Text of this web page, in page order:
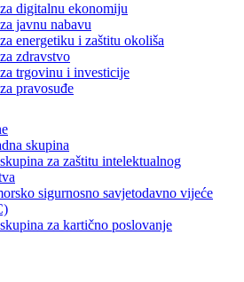
digitalnu ekonomiju
javnu nabavu
energetiku i zaštitu okoliša
zdravstvo
trgovinu i investicije
pravosuđe
skupina
za zaštitu intelektualnog
sigurnosno savjetodavno vijeće
za kartično poslovanje